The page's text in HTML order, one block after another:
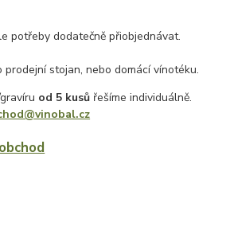
potřeby dodatečně přiobjednávat.
stojan, nebo domácí vínotéku.
od 5 kusů řešíme individuálně.